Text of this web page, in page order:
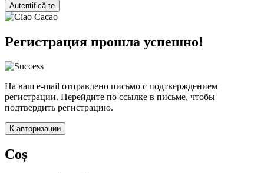
Autentifică-te
Регистрация прошла успешно!
На ваш e-mail отправлено письмо с подтверждением
регистрации. Перейдите по ссылке в письме, чтобы
подтвердить регистрацию.
К авторизации
Coș